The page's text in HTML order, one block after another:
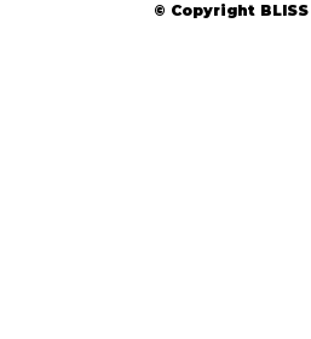
© Copyright BLISS